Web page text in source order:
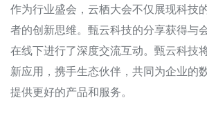
作为行业盛会，云栖大会不仅展现科技
者的创新思维。甄云科技的分享获得与
在线下进行了深度交流互动。甄云科技
新应用，携手生态伙伴，共同为企业的
提供更好的产品和服务。